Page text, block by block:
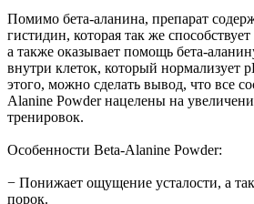
Помимо бета-аланина, препарат
гистидин, которая так же
а также оказывает помощь бета-
внутри клеток, который нормализует
этого, можно сделать вывод, что все
Alanine Powder нацелены на
тренировок.
Особенности Beta-Alanine Powder:
− Понижает ощущение усталости, а
порок.